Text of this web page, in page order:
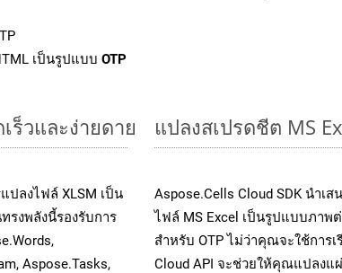
เป็นรูปแบบ OTP
ร็วและง่ายดาย
ปลงไฟล์ XLSM เป็น
รงพลังนี้รองรับการ
Aspose.Tasks,
แปลงสเปรดชีต MS
Aspose.Cells Cloud SDK นำเ
ไฟล์ MS Excel เป็นรูปแบบภาพ
สำหรับ OTP ไม่ว่าคุณจะใช้การเ
Cloud API จะช่วยให้คุณแปลงแ